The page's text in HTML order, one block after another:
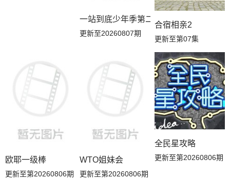
一站到底少年季第二季
更新至20260807期
合宿相亲2
更新至第07集
欧耶一级棒
更新至第20260806期
WTO姐妹会
更新至第20260806期
全民星攻略
更新至第20260806期